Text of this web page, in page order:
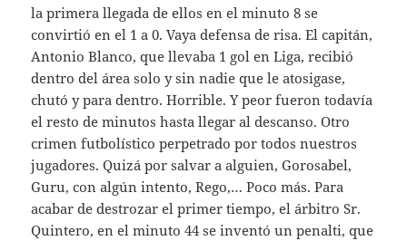
la primera llegada de ellos en el minuto 8 se
convirtió en el 1 a 0. Vaya defensa de risa. El capitán,
Antonio Blanco, que llevaba 1 gol en Liga, recibió
dentro del área solo y sin nadie que le atosigase,
chutó y para dentro. Horrible. Y peor fueron todavía
el resto de minutos hasta llegar al descanso. Otro
crimen futbolístico perpetrado por todos nuestros
jugadores. Quizá por salvar a alguien, Gorosabel,
Guru, con algún intento, Rego,… Poco más. Para
acabar de destrozar el primer tiempo, el árbitro Sr.
Quintero, en el minuto 44 se inventó un penalti, que